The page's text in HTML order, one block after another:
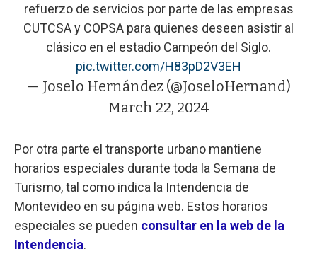
refuerzo de servicios por parte de las empresas
CUTCSA y COPSA para quienes deseen asistir al
clásico en el estadio Campeón del Siglo.
pic.twitter.com/H83pD2V3EH
— Joselo Hernández (@JoseloHernand)
March 22, 2024
Por otra parte el transporte urbano mantiene
horarios especiales durante toda la Semana de
Turismo, tal como indica la Intendencia de
Montevideo en su página web. Estos horarios
especiales se pueden consultar en la web de la
Intendencia.